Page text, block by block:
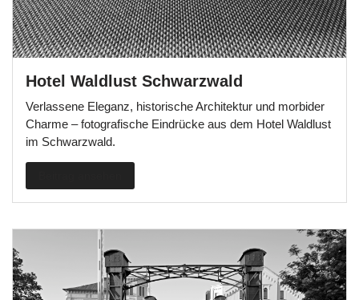
Hotel Waldlust Schwarzwald
Verlassene Eleganz, historische Architektur und morbider
Charme – fotografische Eindrücke aus dem Hotel Waldlust
im Schwarzwald.